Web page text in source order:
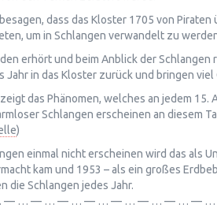
dass das Kloster 1705 von
um in Schlangen verwandelt zu
erhört und beim Anblick der
Jahr in das Kloster zurück und bringen
das Phänomen, welches an jedem 15.
Schlangen erscheinen an diesem
)
einmal nicht erscheinen wird das als
kam und 1953 – als ein großes
die Schlangen jedes Jahr.
— … — … — … — … — … — … — … —